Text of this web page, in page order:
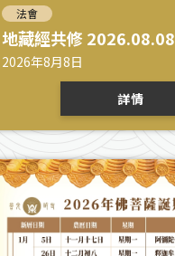
法會
地藏經共修 2026.08.08
2026年8月8日
詳情